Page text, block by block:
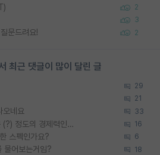
2
3
문드려요! 2
최근 댓글이 많이 달린 글
29
21
오네요 33
박사진학하기에 2억은 괜찮은 (?) 정도의 경제력인가요 16
스펙인가요? 6
물어보는거임? 18